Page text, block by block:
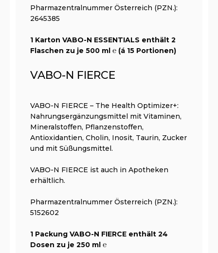
Pharmazentralnummer Österreich (PZN.):
2645385
1 Karton VABO-N ESSENTIALS enthält 2
Flaschen zu je 500 ml ℮ (á 15 Portionen)
VABO-N FIERCE
VABO-N FIERCE – The Health Optimizer+:
Nahrungsergänzungsmittel mit Vitaminen,
Mineralstoffen, Pflanzenstoffen,
Antioxidantien, Cholin, Inosit, Taurin, Zucker
und mit Süßungsmittel.
VABO-N FIERCE ist auch in Apotheken
erhältlich.
Pharmazentralnummer Österreich (PZN.):
5152602
1 Packung VABO-N FIERCE enthält 24
Dosen zu je 250 ml ℮